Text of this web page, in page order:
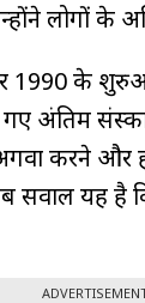
लोगों
के
अंतिम
अगवा करने
सवाल यह है